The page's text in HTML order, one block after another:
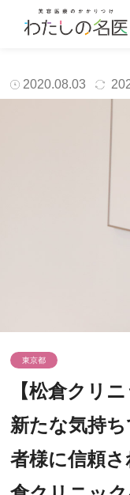
2020.08.03
東京都
【松倉クリ
新たな気持
者様に信頼